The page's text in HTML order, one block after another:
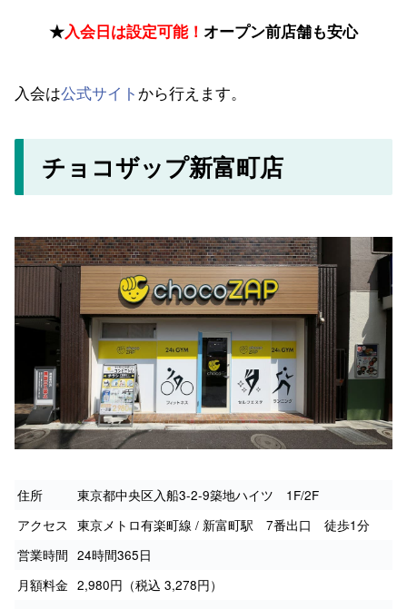
★入会日は設定可能！ オープン前店舗も安心
入会は公式サイト から行えます。
チョコザップ新富町店
住所
東京都中央区入船3-2-9築地ハイツ 1F/2F
アクセス 東京メトロ有楽町線 / 新富町駅 7番出口 徒歩1分
営業時間 24時間365日
月額料金 2,980円（税込 3,278円）